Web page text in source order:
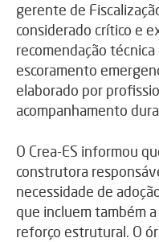
gerente de
considerado crítico e
recomendação
escoramento
elaborado por
acompanhamento
O Crea-ES informou
construtora
necessidade de
que incluem também
reforço estrutural. O